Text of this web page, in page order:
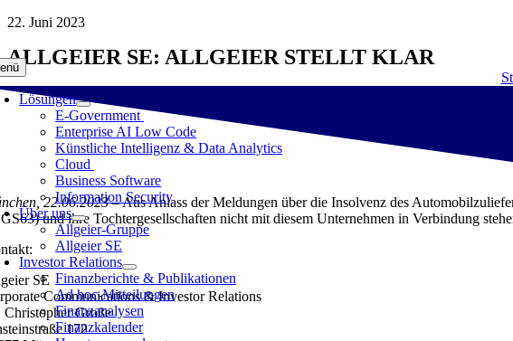
Zum
springen
Lösungen
E-Government
Enterprise AI Low Code
Künstliche Intelligenz & Data Analytics
Cloud
Business Software
Information Security
Über uns
Allgeier-Gruppe
Allgeier SE
Investor Relations
Finanzberichte & Publikationen
Ad hoc-Mitteilungen
Finanzanalysen
Finanzkalender
22. Juni 2023
ALLGEIER SE: ALLGEIER STELLT KLAR
22.06.2023– Aus Anlass der Meldungen über die Insolvenz des
und ihre Tochtergesellschaften nicht mit diesem Unternehmen in Verbindung
SE
Communications & Investor Relations
Christopher Große
172